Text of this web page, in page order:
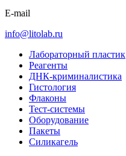
E-mail
info@litolab.ru
Лабораторный пластик
Реагенты
ДНК-криминалистика
Гистология
Флаконы
Тест-системы
Оборудование
Пакеты
Силикагель